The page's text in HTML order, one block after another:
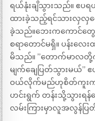
ရယ်နုံးချိသွားသည်။ ဧ
ထားခဲ့သည့်ရင်သားလှလှ
ခဲ့သည်။ဘေးကကောင်တွ
စရာတောင်မရှိ။ ပန်း
မိသည်။ ”တောက်မာလတို့က
မျက်ချေပြတ်သွားမယ်”
ဝယ်လိုက်မည်ဟုစိတ်ကူးကာလ
ဟင်းရွက် တန်းသို့သွားရ
လမ်းကြားမှာလူအလွန်ပြ